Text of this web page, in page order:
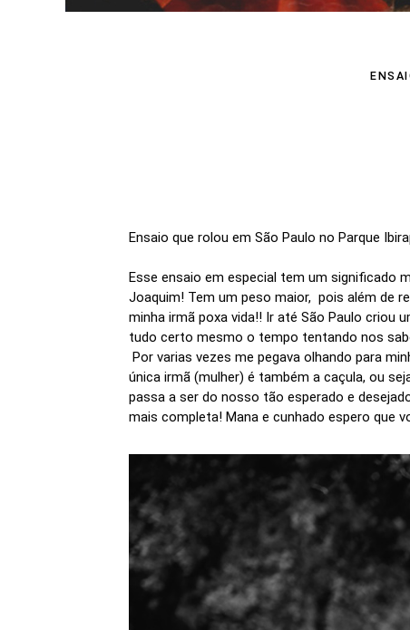
Ensaio que rolou em São Paulo no Parque
Esse ensaio em especial tem um significado
Joaquim! Tem um peso maior, pois além de
minha irmã poxa vida!! Ir até São Paulo criou
tudo certo mesmo o tempo tentando nos
Por varias vezes me pegava olhando para
única irmã (mulher) é também a caçula, ou
passa a ser do nosso tão esperado e
mais completa! Mana e cunhado espero que